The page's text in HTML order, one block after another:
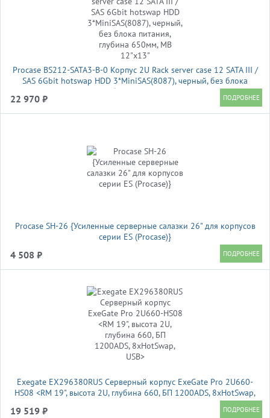
Procase BS212-SATA3-B-0 Корпус 2U Rack server case 12 SATA III /
SAS 6Gbit hotswap HDD 3*MiniSAS(8087), черный, без блока
питания, глубина 650мм, MB 12"x13"
22 970 ₽
Procase SH-26 {Усиленные серверные салазки 26" для корпусов
серии ES (Procase)}
4 508 ₽
Exegate EX296380RUS Серверный корпус ExeGate Pro 2U660-
HS08 <RM 19", высота 2U, глубина 660, БП 1200ADS, 8xHotSwap,
19 519 ₽